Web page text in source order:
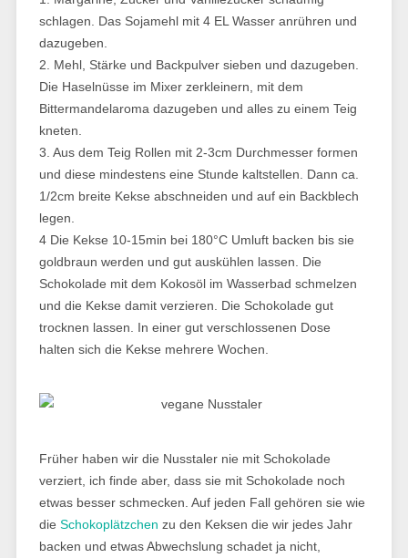
schlagen. Das Sojamehl mit 4 EL Wasser anrühren und
dazugeben.
2. Mehl, Stärke und Backpulver sieben und dazugeben.
Die Haselnüsse im Mixer zerkleinern, mit dem
Bittermandelaroma dazugeben und alles zu einem Teig
kneten.
3. Aus dem Teig Rollen mit 2-3cm Durchmesser formen
und diese mindestens eine Stunde kaltstellen. Dann ca.
1/2cm breite Kekse abschneiden und auf ein Backblech
legen.
4 Die Kekse 10-15min bei 180°C Umluft backen bis sie
goldbraun werden und gut auskühlen lassen. Die
Schokolade mit dem Kokosöl im Wasserbad schmelzen
und die Kekse damit verzieren. Die Schokolade gut
trocknen lassen. In einer gut verschlossenen Dose
halten sich die Kekse mehrere Wochen.
Früher haben wir die Nusstaler nie mit Schokolade
verziert, ich finde aber, dass sie mit Schokolade noch
etwas besser schmecken. Auf jeden Fall gehören sie wie
die Schokoplätzchen zu den Keksen die wir jedes Jahr
backen und etwas Abwechslung schadet ja nicht,